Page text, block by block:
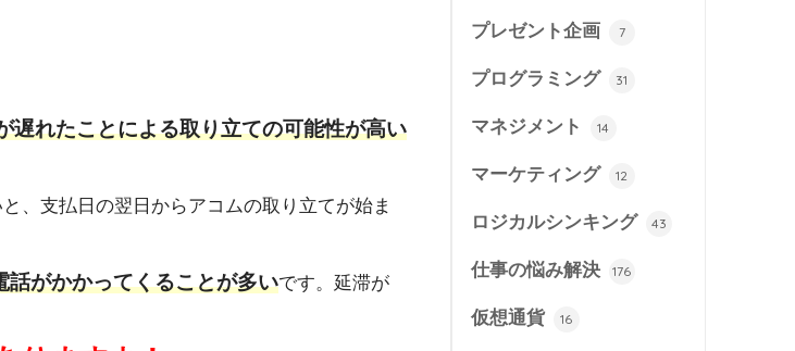
遅れたことによる取り立ての可能性が高い
、支払日の翌日からアコムの取り立てが始ま
話がかかってくることが多いです。延滞が
プレゼント企画 7
プログラミング 31
マネジメント 14
マーケティング 12
ロジカルシンキング 43
仕事の悩み解決 176
仮想通貨 16